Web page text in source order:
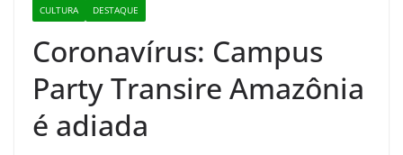
CULTURA DESTAQUE
Coronavírus: Campus
Party Transire Amazônia
é adiada